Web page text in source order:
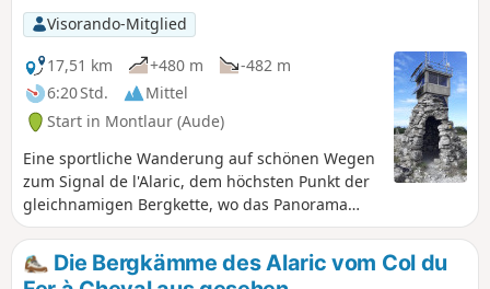
Visorando-Mitglied
17,51 km
+480 m
-482 m
6:20 Std.
Mittel
Start in Montlaur (Aude)
Eine sportliche Wanderung auf schönen Wegen
zum Signal de l'Alaric, dem höchsten Punkt der
gleichnamigen Bergkette, wo das Panorama
atemberaubend ist – im wahrsten Sinne des
Wortes für Sportler, die die Runde in
umgekehrter Richtung machen.Der
Die Bergkämme des Alaric vom Col du